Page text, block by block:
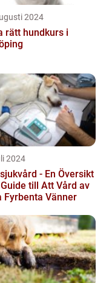
2024
rätt hundkurs i
2024
- En Översikt
till Att Vård av
Fyrbenta Vänner